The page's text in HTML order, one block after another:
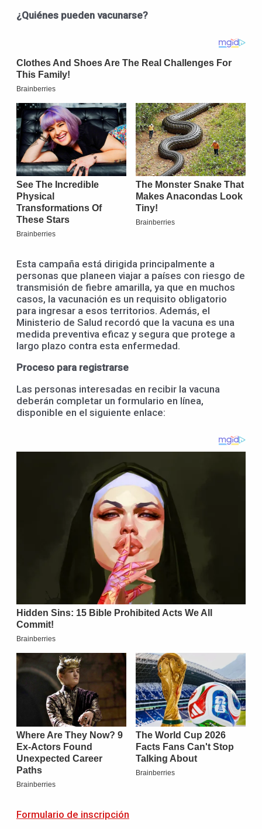
¿Quiénes pueden vacunarse?
Esta campaña está dirigida principalmente a
personas que planeen viajar a países con riesgo de
transmisión de fiebre amarilla, ya que en muchos
casos, la vacunación es un requisito obligatorio
para ingresar a esos territorios. Además, el
Ministerio de Salud recordó que la vacuna es una
medida preventiva eficaz y segura que protege a
largo plazo contra esta enfermedad.
Proceso para registrarse
Las personas interesadas en recibir la vacuna
deberán completar un formulario en línea,
disponible en el siguiente enlace:
Formulario de inscripción